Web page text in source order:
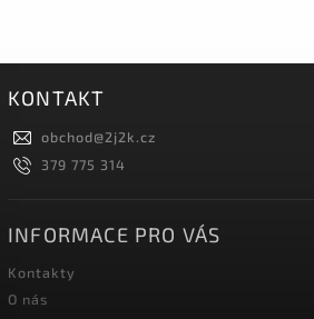
KONTAKT
obchod@2j2k.cz
379 775 314
INFORMACE PRO VÁS
Kontakty
O nás